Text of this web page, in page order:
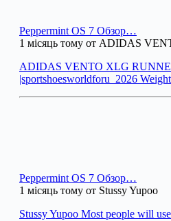
Peppermint OS 7 Обзор…
1 місяць тому от ADIDAS
ADIDAS VENTO XLG
|sportshoesworldforu_2026
Peppermint OS 7 Обзор…
1 місяць тому от Stussy Yupoo
Stussy Yupoo Most people will